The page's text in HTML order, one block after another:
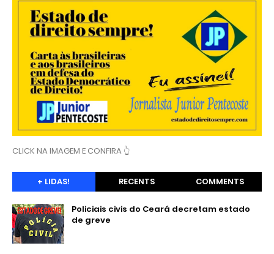
CLICK NA IMAGEM E CONFIRA 👆
+ LIDAS! RECENTS COMMENTS
Policiais civis do Ceará decretam estado
de greve